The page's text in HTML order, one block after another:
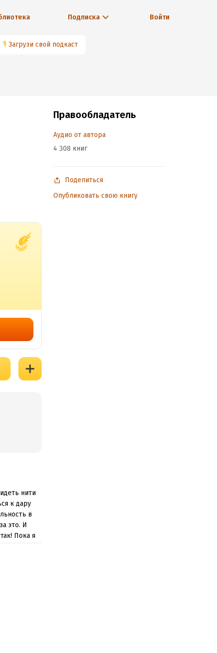
Подписка Войти
🎙 Загрузи свой подкаст
нити
к дару
в
это. И
Пока я
Правообладатель
Аудио от автора
4 308 книг
Поделиться
Опубликовать свою книгу